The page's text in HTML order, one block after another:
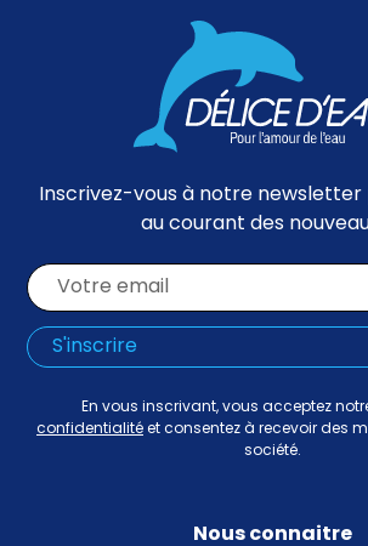
Inscrivez-vous à notre
au courant des
En vous inscrivant, vous acceptez
confidentialité et consentez à recevoir des
société.
Nous connaitre